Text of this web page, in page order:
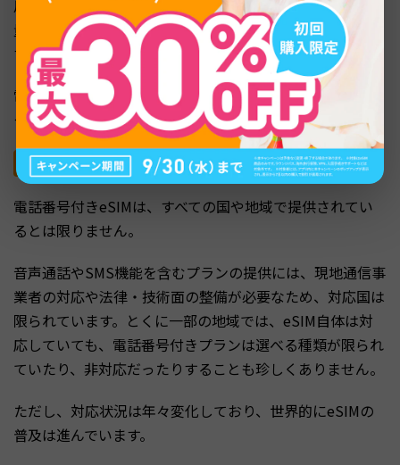
用」「着信専用」「通話可能」の3タイプがあり、同じ容
量でも通話機能が増えるほど料金が高く設定されていま
す。
電話番号を使う予定がなければ、コストを抑えられるデー
タ通信専用プランの利用を検討するのもよいでしょう。
そもそも対応していない場合がある
電話番号付きeSIMは、すべての国や地域で提供されてい
るとは限りません。
音声通話やSMS機能を含むプランの提供には、現地通信事
業者の対応や法律・技術面の整備が必要なため、対応国は
限られています。とくに一部の地域では、eSIM自体は対
応していても、電話番号付きプランは選べる種類が限られ
ていたり、非対応だったりすることも珍しくありません。
ただし、対応状況は年々変化しており、世界的にeSIMの
普及は進んでいます。